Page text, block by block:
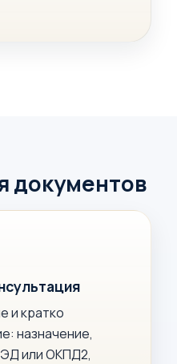
документов
и кратко
назначение,
или ОКПД2,